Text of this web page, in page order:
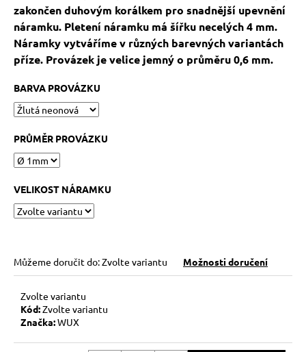
zakončen duhovým korálkem pro snadnější upevnění
náramku. Pletení náramku má šířku necelých 4 mm.
Náramky vytváříme v různých barevných variantách
příze. Provázek je velice jemný o průměru 0,6 mm.
BARVA PROVÁZKU
PRŮMĚR PROVÁZKU
VELIKOST NÁRAMKU
Můžeme doručit do:Zvolte variantu Možnosti doručení
Zvolte variantu
Kód:Zvolte variantu
Značka:WUX
D
o
p
r
u
č
u
j
e
e
SILVER
119
Původně:
149
Kč